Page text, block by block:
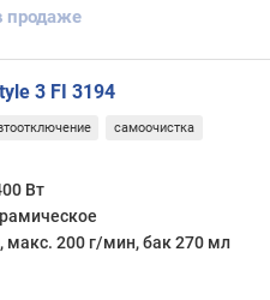
продаже
3 FI 3194
самоочистка
Вт
макс. 200 г/мин, бак 270 мл